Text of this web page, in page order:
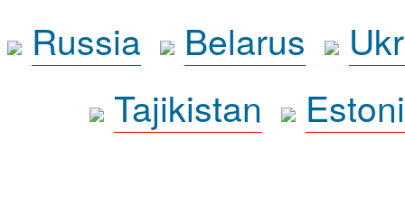
Russia
Belarus
Tajikistan